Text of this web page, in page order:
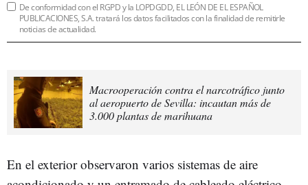
De conformidad con el RGPD y la LOPDGDD, EL LEÓN DE EL ESPAÑOL
PUBLICACIONES, S.A. tratará los datos facilitados con la finalidad de remitirle
noticias de actualidad.
Macrooperación contra el narcotráfico junto
al aeropuerto de Sevilla: incautan más de
3.000 plantas de marihuana
En el exterior observaron varios sistemas de aire